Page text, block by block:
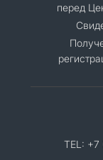
перед
TEL: +7